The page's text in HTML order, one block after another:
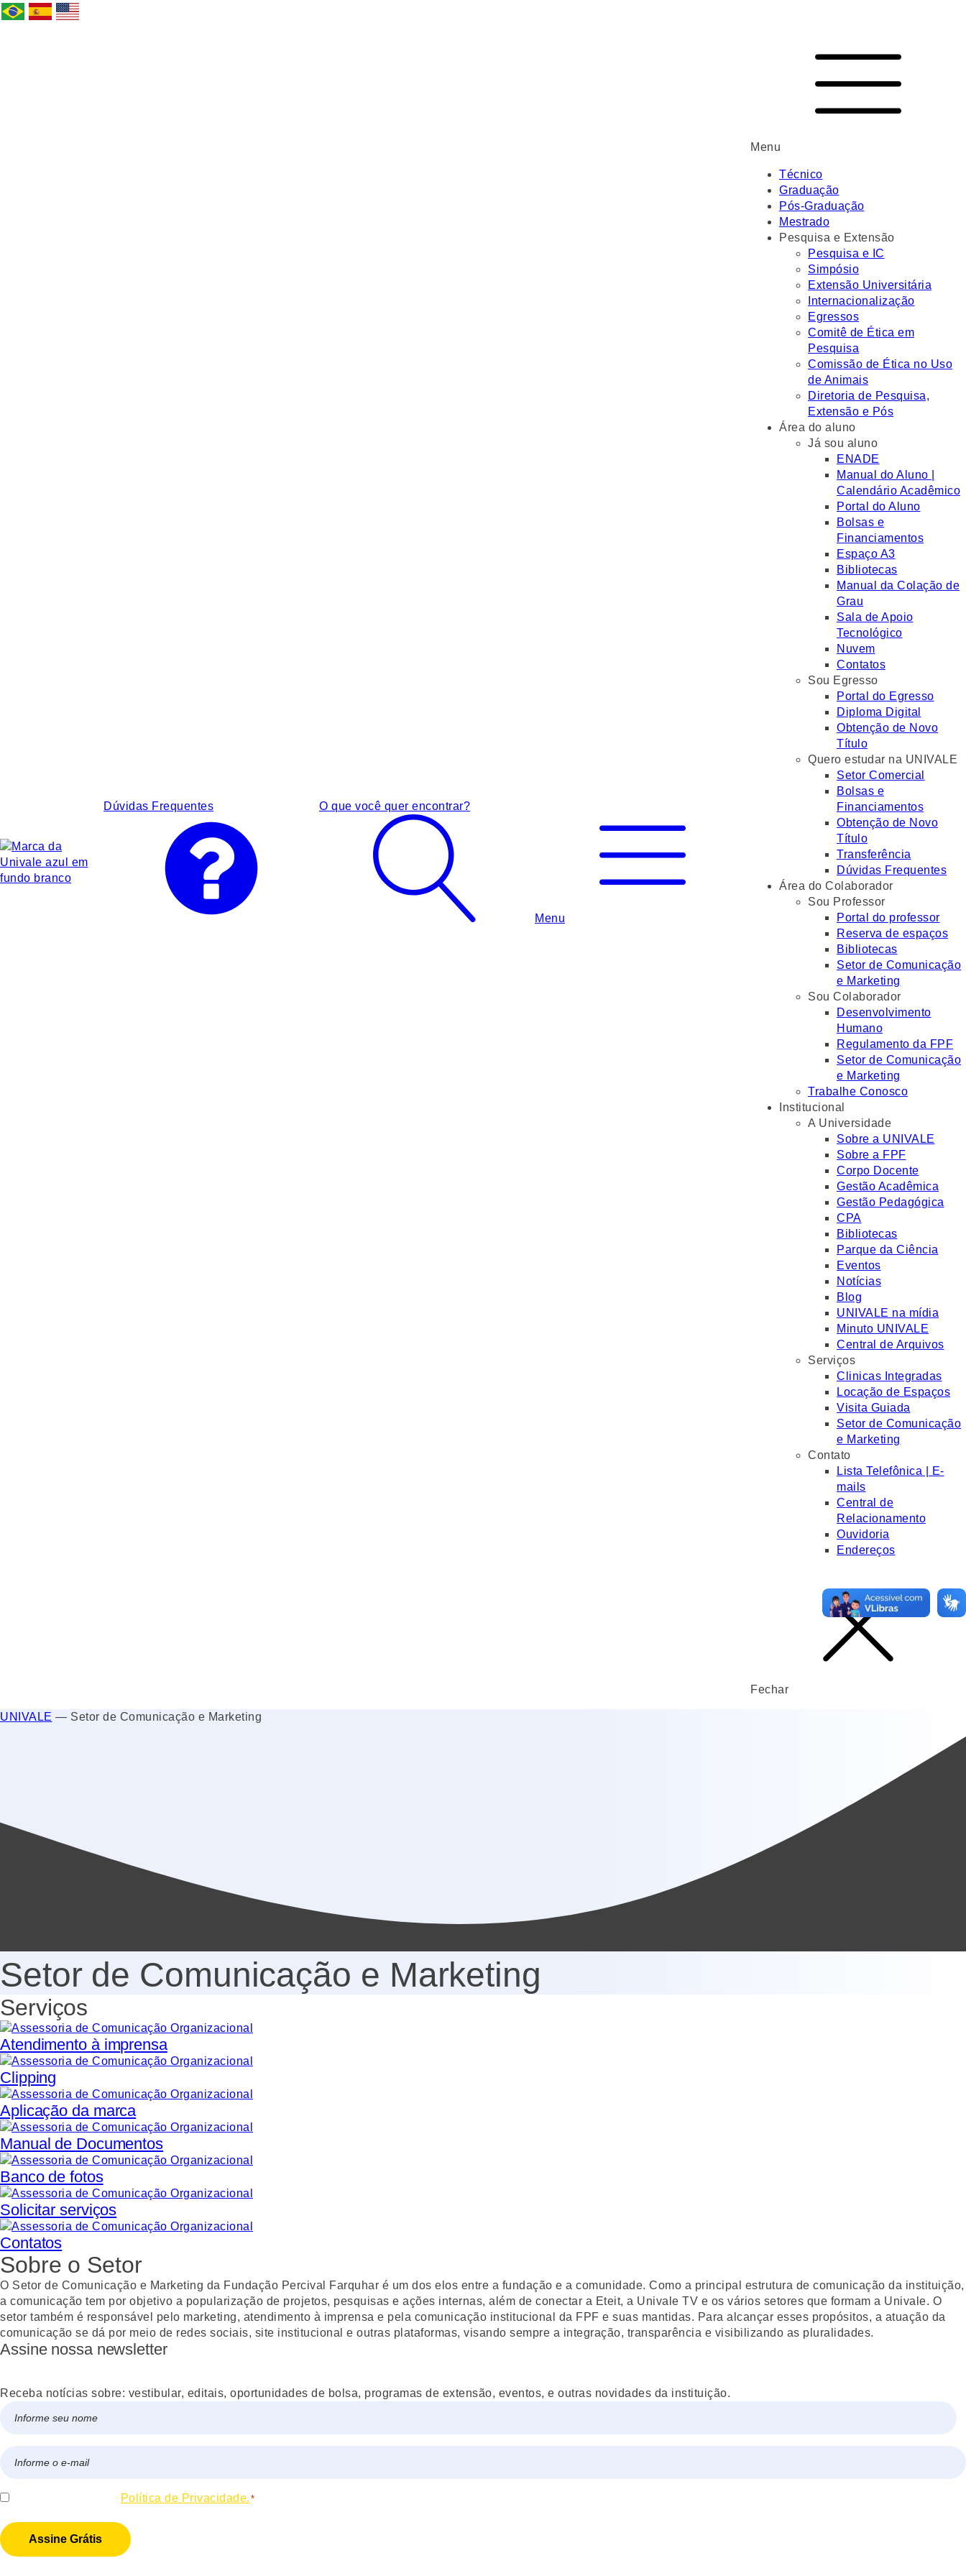
Dúvidas Frequentes O que você quer encontrar?
Menu
Menu
Técnico
Graduação
Pós-Graduação
Mestrado
Pesquisa e Extensão
Pesquisa e IC
Simpósio
Extensão Universitária
Internacionalização
Egressos
Comitê de Ética em
Pesquisa
Comissão de Ética no Uso
de Animais
Diretoria de Pesquisa,
Extensão e Pós
Área do aluno
Já sou aluno
ENADE
Manual do Aluno |
Calendário Acadêmico
Portal do Aluno
Bolsas e
Financiamentos
Espaço A3
Bibliotecas
Manual da Colação de
Grau
Sala de Apoio
Tecnológico
Nuvem
Contatos
Sou Egresso
Portal do Egresso
Diploma Digital
Obtenção de Novo
Título
Quero estudar na UNIVALE
Setor Comercial
Bolsas e
Financiamentos
Obtenção de Novo
Título
Transferência
Dúvidas Frequentes
Área do Colaborador
Sou Professor
Portal do professor
Reserva de espaços
Bibliotecas
Setor de Comunicação
e Marketing
Sou Colaborador
Desenvolvimento
Humano
Regulamento da FPF
Setor de Comunicação
e Marketing
Trabalhe Conosco
Institucional
A Universidade
Sobre a UNIVALE
Sobre a FPF
Corpo Docente
Gestão Acadêmica
Gestão Pedagógica
CPA
Bibliotecas
Parque da Ciência
Eventos
Notícias
Blog
UNIVALE na mídia
Minuto UNIVALE
Central de Arquivos
Serviços
Clinicas Integradas
Locação de Espaços
Visita Guiada
Setor de Comunicação
e Marketing
Contato
Lista Telefônica | E-
mails
Central de
Relacionamento
Ouvidoria
Endereços
Fechar
UNIVALE — Setor de Comunicação e Marketing
Setor de Comunicação e Marketing
Serviços
Atendimento à imprensa
Clipping
Aplicação da marca
Manual de Documentos
Banco de fotos
Solicitar serviços
Contatos
Sobre o Setor
O Setor de Comunicação e Marketing da Fundação Percival Farquhar é um dos elos entre a fundação e a comunidade. Como a principal estrutura de comunicação da instituição,
a comunicação tem por objetivo a popularização de projetos, pesquisas e ações internas, além de conectar a Eteit, a Univale TV e os vários setores que formam a Univale. O
setor também é responsável pelo marketing, atendimento à imprensa e pela comunicação institucional da FPF e suas mantidas. Para alcançar esses propósitos, a atuação da
comunicação se dá por meio de redes sociais, site institucional e outras plataformas, visando sempre a integração, transparência e visibilizando as pluralidades.
Assine nossa newsletter
Receba notícias sobre: vestibular, editais, oportunidades de bolsa, programas de extensão, eventos, e outras novidades da instituição.
mail
Consentir Política de Privacidade. *